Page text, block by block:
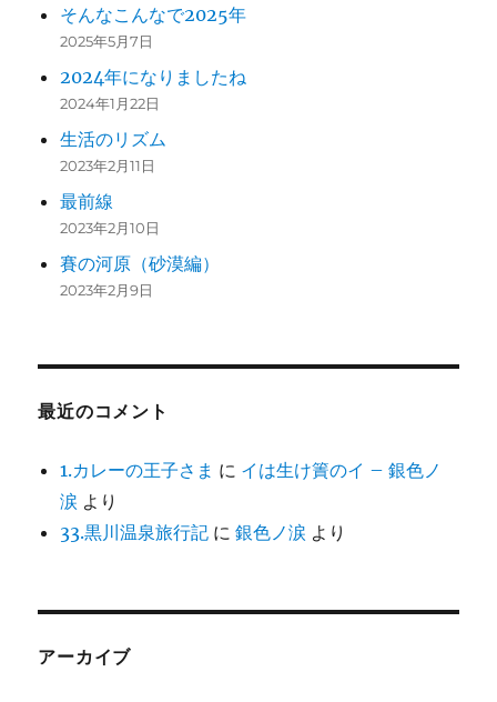
そんなこんなで2025年
2025年5月7日
2024年になりましたね
2024年1月22日
生活のリズム
2023年2月11日
最前線
2023年2月10日
賽の河原（砂漠編）
2023年2月9日
最近のコメント
1.カレーの王子さま に イは生け簀のイ – 銀色ノ
涙 より
33.黒川温泉旅行記 に銀色ノ涙 より
アーカイブ